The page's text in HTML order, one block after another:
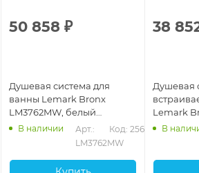
50 858 ₽
Душевая система для
ванны Lemark Bronx
LM3762MW, белый
матовый
В наличии
Арт.:
LM3762MW
Код: 25663
38
Душевая
Lemark
белый
В